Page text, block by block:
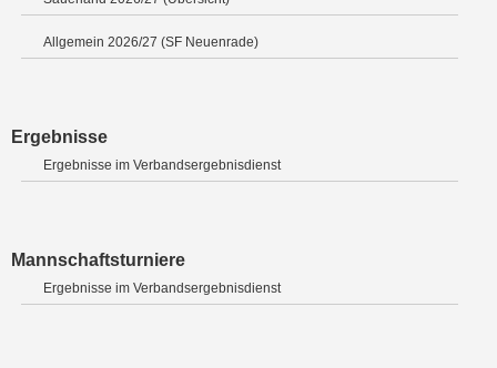
Allgemein 2026/27 (SF Neuenrade)
Ergebnisse
Ergebnisse im Verbandsergebnisdienst
Mannschaftsturniere
Ergebnisse im Verbandsergebnisdienst